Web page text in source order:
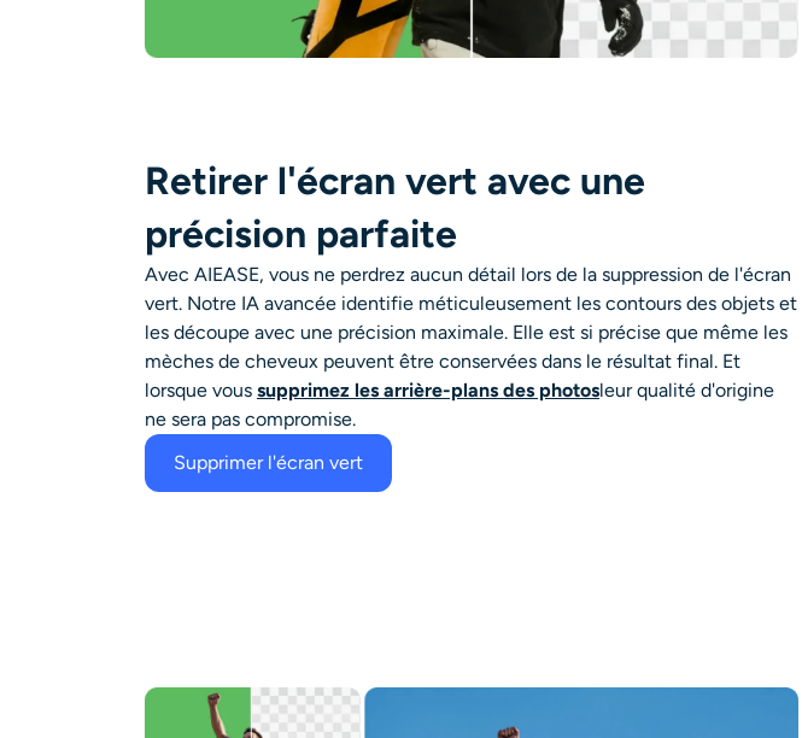
Retirer l'écran vert avec une
précision parfaite
Avec AIEASE, vous ne perdrez aucun détail lors de la suppression de l'écran
vert. Notre IA avancée identifie méticuleusement les contours des objets et
les découpe avec une précision maximale. Elle est si précise que même les
mèches de cheveux peuvent être conservées dans le résultat final. Et
lorsque vous supprimez les arrière-plans des photosleur qualité d'origine
ne sera pas compromise.
Supprimer l'écran vert